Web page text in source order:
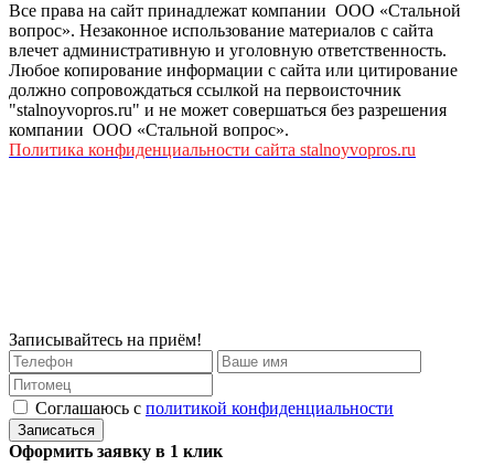
Все права на сайт принадлежат компании ООО «Стальной
вопрос». Незаконное использование материалов с сайта
влечет административную и уголовную ответственность.
Любое копирование информации с сайта или цитирование
должно сопровождаться ссылкой на первоисточник
"stalnoyvopros.ru" и не может совершаться без разрешения
компании ООО «Стальной вопрос».
Политика конфиденциальности сайта stalnoyvopros.ru
Записывайтесь на приём!
Соглашаюсь с политикой конфиденциальности
Записаться
Оформить заявку в 1 клик